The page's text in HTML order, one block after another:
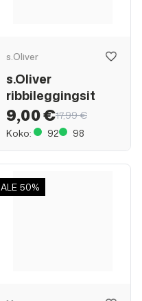
s.Oliver
s.Oliver
ribbileggingsit
9,00 €17,99 €
Koko:
92 98
ALE 50%